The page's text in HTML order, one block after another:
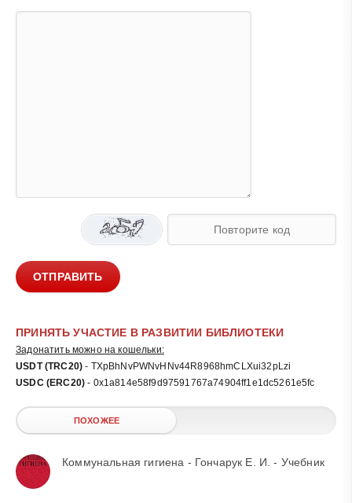
ОТПРАВИТЬ
ПРИНЯТЬ УЧАСТИЕ В РАЗВИТИИ БИБЛИОТЕКИ
Задонатить можно на кошельки:
USDT (TRC20) - TXpBhNvPWNvHNv44R8968hmCLXui32pLzi
USDC (ERC20) - 0x1a814e58f9d97591767a74904ff1e1dc5261e5fc
ПОХОЖЕЕ
Коммунальная гигиена - Гончарук Е. И. - Учебник